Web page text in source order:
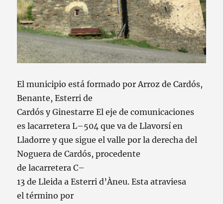
El municipio está formado por Arroz de Cardós,
Benante, Esterri de
Cardós y Ginestarre El eje de comunicaciones
es lacarretera L–504 que va de Llavorsí en
Lladorre y que sigue el valle por la derecha del
Noguera de Cardós, procedente
de lacarretera C–
13 de Lleida a Esterri d’Àneu. Esta atraviesa
el término por